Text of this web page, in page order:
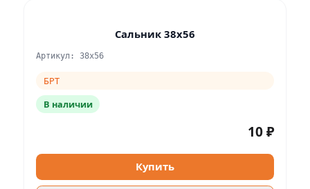
Сальник 38х56
Артикул: 38х56
БРТ
В наличии
10 ₽
Купить